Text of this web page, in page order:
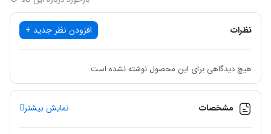
نمایشگروضعیت شارژباتری
حساسیت بالاوصدای خروجی واضح وبدون نویز
فیلتروضوح صدا خاموشی
اتوماتیک دستگاه
سوئیچ اتوماتیک بین برق شهر وباتری
عمرباتری 300 آزمایش یک دقیقه ای
پروب 2/2مگاهرتزبا بدنه پلاستیک ومحافظ فلزی
نظرات افزودن نظر جدید +
هیچ دیدگاهی برای این محصول نوشته نشده است.
مشخصات نمایش بیشتر